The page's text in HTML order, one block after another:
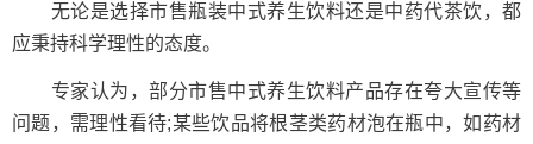
无论是选择市售瓶装中式养生饮料还是中药代茶饮，都
应秉持科学理性的态度。
专家认为，部分市售中式养生饮料产品存在夸大宣传等
问题，需理性看待;某些饮品将根茎类药材泡在瓶中，如药材